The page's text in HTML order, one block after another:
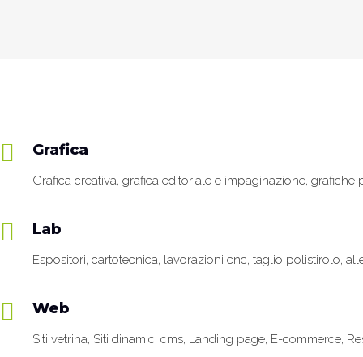
Grafica
Grafica creativa, grafica editoriale e impaginazione,
Lab
Espositori, cartotecnica, lavorazioni cnc, taglio polistirolo,
Web
Siti vetrina, Siti dinamici cms, Landing page, E-commerce,